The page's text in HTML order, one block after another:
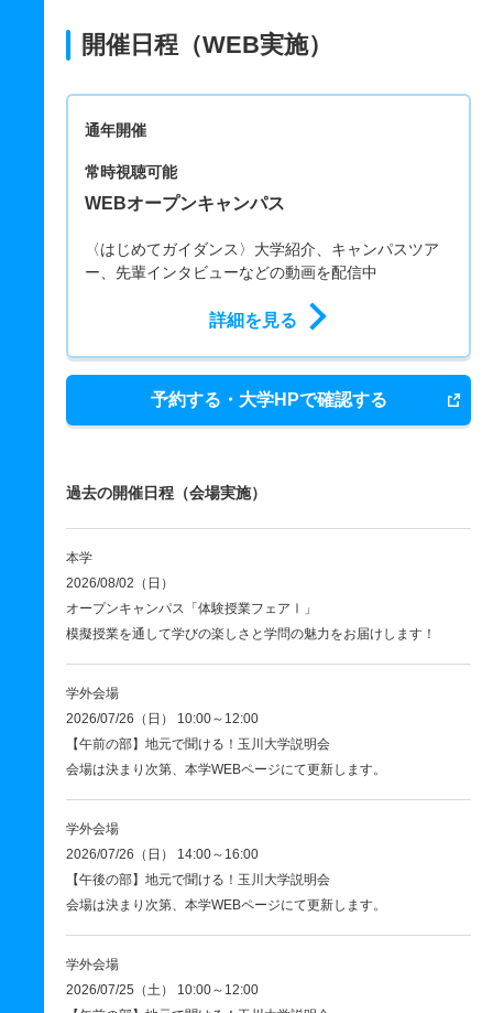
開催日程（WEB実施）
通年開催
常時視聴可能
WEBオープンキャンパス
〈はじめてガイダンス〉大学紹介、キャンパスツア
ー、先輩インタビューなどの動画を配信中
詳細を見る
予約する・大学HPで確認する
過去の開催日程（会場実施）
本学
2026/08/02（日）
オープンキャンパス「体験授業フェアⅠ」
模擬授業を通して学びの楽しさと学問の魅力をお届けします！
学外会場
2026/07/26（日） 10:00～12:00
【午前の部】地元で聞ける！玉川大学説明会
会場は決まり次第、本学WEBページにて更新します。
学外会場
2026/07/26（日） 14:00～16:00
【午後の部】地元で聞ける！玉川大学説明会
会場は決まり次第、本学WEBページにて更新します。
学外会場
2026/07/25（土） 10:00～12:00